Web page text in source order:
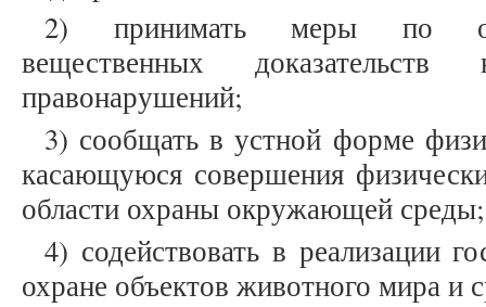
2) принимать меры по
вещественных
правонарушений;
3) сообщать в устной форме
касающуюся совершения
области охраны окружающей среды;
4) содействовать в реализации
охране объектов животного мира и